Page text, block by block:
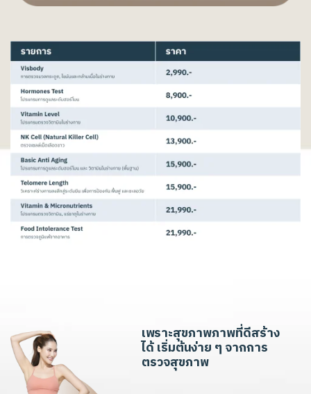
เพราะสุขภาพภาพที่ดีสร้าง
ได้เริ่มต้นง่าย ๆจากการ
ตรวจสุขภาพ